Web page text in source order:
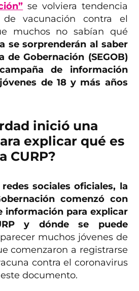
se volviera tendencia
vacunación contra el
muchos no sabían qué
se sorprenderán al saber
de Gobernación (SEGOB)
de información
de 18 y más años
inició una
explicar qué es
CURP?
sociales oficiales, la
comenzó con
información para explicar
y dónde se puede
muchos jóvenes de
comenzaron a registrarse
contra el coronavirus
documento.